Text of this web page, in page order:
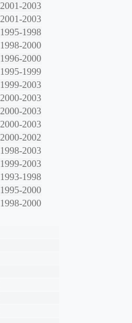
2001-2003
2001-2003
1995-1998
1998-2000
1996-2000
1995-1999
1999-2003
2000-2003
2000-2003
2000-2003
2000-2002
1998-2003
1999-2003
1993-1998
1995-2000
1998-2000